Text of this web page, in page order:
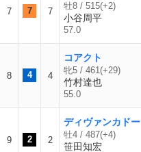
7 7 7
牡8 / 515(+2)
小谷周平
57.0
8 4 4
コアクト
牝5 / 461(+29)
竹村達也
55.0
9 2 2
ディヴァンカドー
牡4 / 487(+4)
笹田知宏